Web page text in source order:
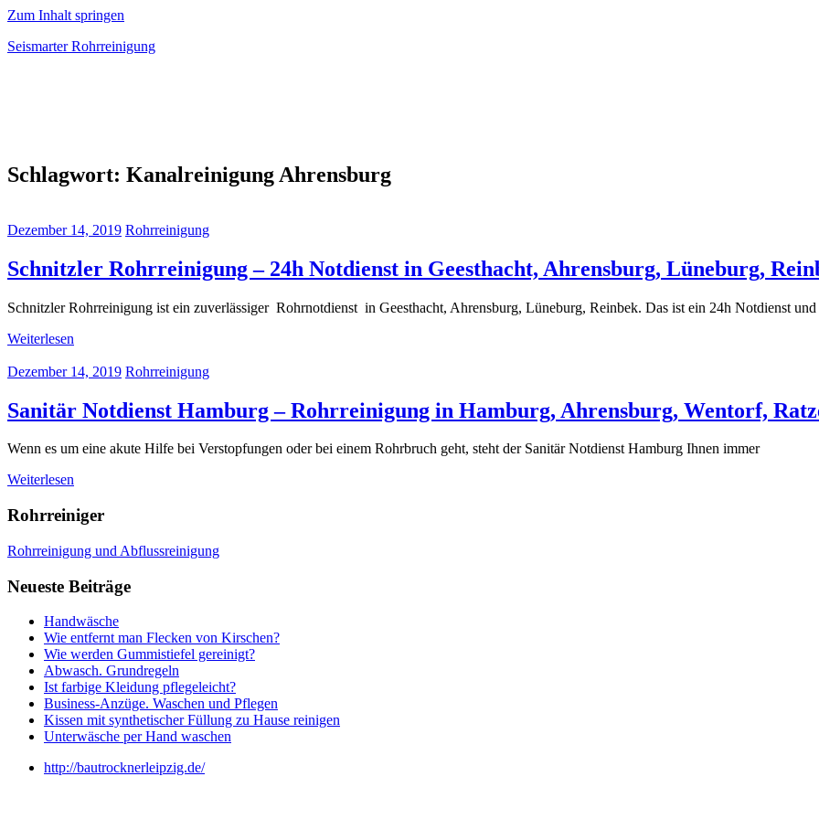
Zum Inhalt springen
Seismarter Rohrreinigung
Schlagwort: Kanalreinigung Ahrensburg
Dezember 14, 2019 Rohrreinigung
Schnitzler Rohrreinigung – 24h Notdienst in Geesthacht, Ahrensburg, Lüneburg,
Schnitzler Rohrreinigung ist ein zuverlässiger Rohrnotdienst in Geesthacht, Ahrensburg, Lüneburg, Reinbek. Das ist ein 24h Notdienst und
Weiterlesen
Dezember 14, 2019 Rohrreinigung
Sanitär Notdienst Hamburg – Rohrreinigung in Hamburg, Ahrensburg, Wentorf,
Wenn es um eine akute Hilfe bei Verstopfungen oder bei einem Rohrbruch geht, steht der Sanitär Notdienst Hamburg Ihnen immer
Weiterlesen
Rohrreiniger
Rohrreinigung und Abflussreinigung
Neueste Beiträge
Handwäsche
Wie entfernt man Flecken von Kirschen?
Wie werden Gummistiefel gereinigt?
Abwasch. Grundregeln
Ist farbige Kleidung pflegeleicht?
Business-Anzüge. Waschen und Pflegen
Kissen mit synthetischer Füllung zu Hause reinigen
Unterwäsche per Hand waschen
http://bautrocknerleipzig.de/